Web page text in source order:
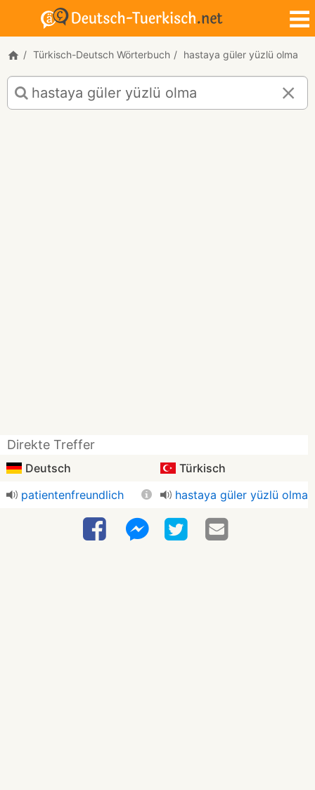
Türkisch-Deutsch Wörterbuch hastaya güler yüzlü olma
Türkisch-
Deutsch
Übersetzung
Direkte Treffer
Deutsch
Türkisch
patientenfreundlich
hastaya güler yüzlü olma